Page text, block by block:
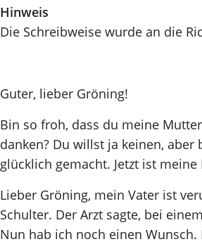
Hinweis
Die Schreibweise wurde an die
Guter, lieber Gröning!
Bin so froh, dass du meine
danken? Du willst ja keinen,
glücklich gemacht. Jetzt ist
Lieber Gröning, mein Vater ist
Schulter. Der Arzt sagte, bei
Nun hab ich noch einen